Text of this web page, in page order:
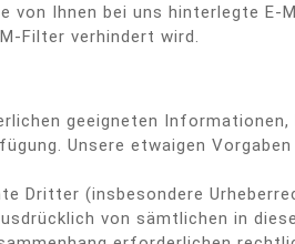
von Ihnen bei uns hinterlegte
Filter verhindert wird.
geeigneten
Unsere etwaigen
Dritter (insbesondere
von sämtlichen in